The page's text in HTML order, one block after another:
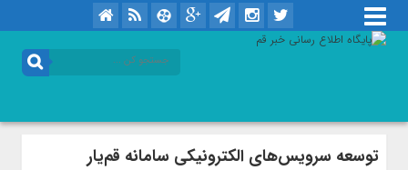
توسعه سرویس‌های الکترونیکی سامانه قم‌یار